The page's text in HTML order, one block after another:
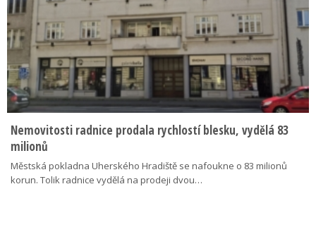
Nemovitosti radnice prodala rychlostí blesku, vydělá 83
milionů
Městská pokladna Uherského Hradiště se nafoukne o 83 milionů
korun. Tolik radnice vydělá na prodeji dvou…